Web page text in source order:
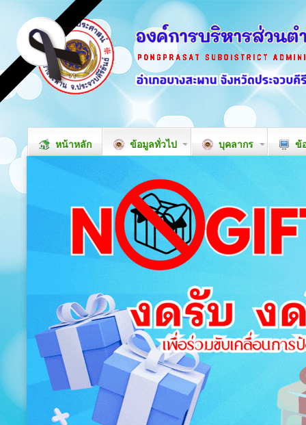
หน้าหลัก ข้อมูลทั่วไป บุคลากร ข้